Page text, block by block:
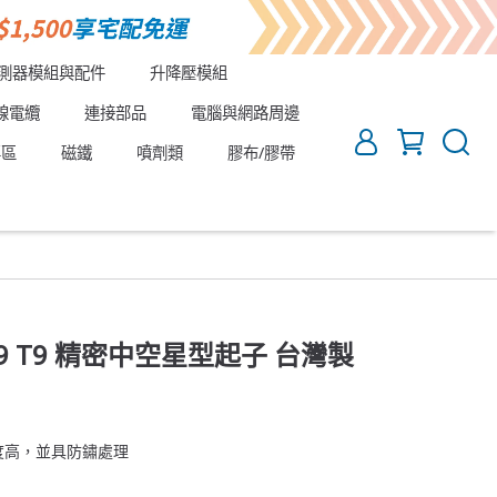
器模組與配件
升降壓模組
電纜
連接部品
電腦與網路周邊
磁鐵 噴劑類 膠布/膠帶
T9 精密中空星型起子 台灣製
，並具防鏽處理